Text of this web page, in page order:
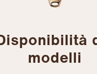
modelli